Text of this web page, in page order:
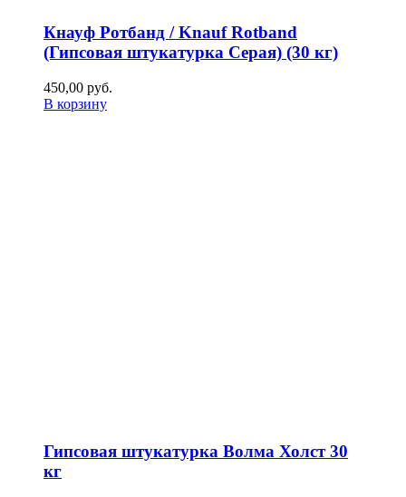
Кнауф Ротбанд / Knauf Rotband
(Гипсовая штукатурка Серая) (30 кг)
450,00 руб.
В корзину
Гипсовая штукатурка Волма Холст 30
кг